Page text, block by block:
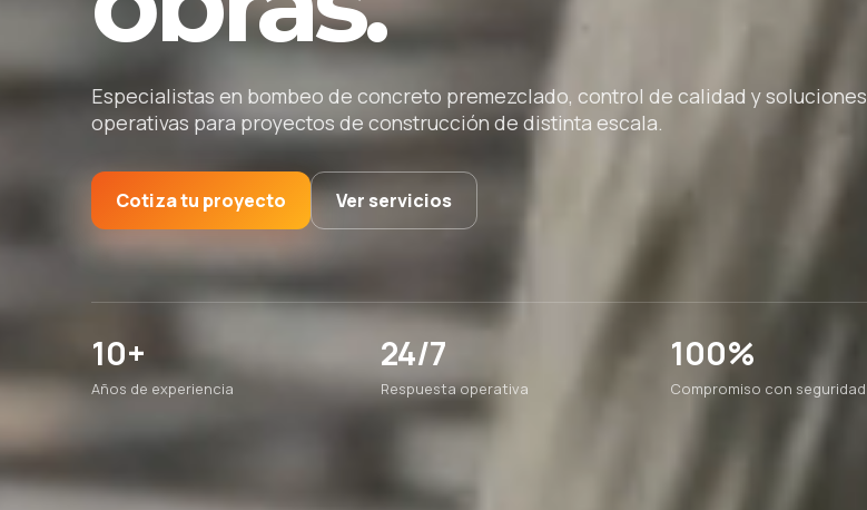
Especialistas en bombeo de concreto premezclado, control de calidad y soluciones
operativas para proyectos de construcción de distinta escala.
Cotiza tu proyecto Ver servicios
10+
Años de experiencia
24/7
Respuesta operativa
100%
Compromiso con seguridad